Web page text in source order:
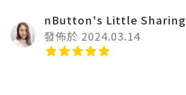
nButton's Little Sharing
發佈於 2024.03.14